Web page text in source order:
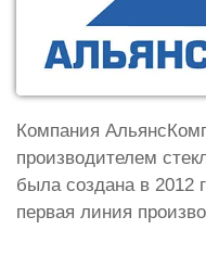
Компания
производителем
была создана в 2012
первая линия